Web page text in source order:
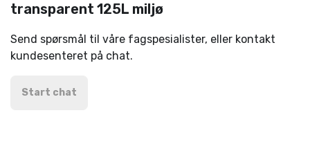
transparent 125L miljø
Send spørsmål til våre fagspesialister, eller kontakt
kundesenteret på chat.
Start chat